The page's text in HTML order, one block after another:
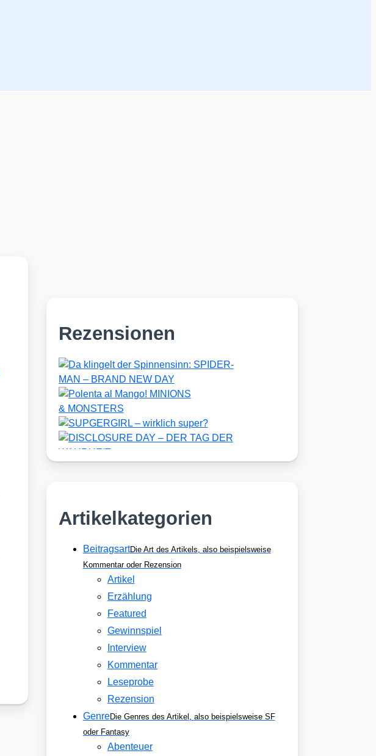
Rezensionen
Artikelkategorien
BeitragsartDie Art des Artikels, also beispielsweise
Kommentar oder Rezension
Artikel
Erzählung
Featured
Gewinnspiel
Interview
Kommentar
Leseprobe
Rezension
GenreDie Genres des Artikel, also beispielsweise SF
oder Fantasy
Abenteuer